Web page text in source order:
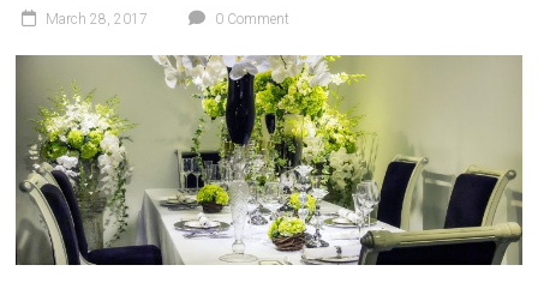
March 28, 2017 0 Comment